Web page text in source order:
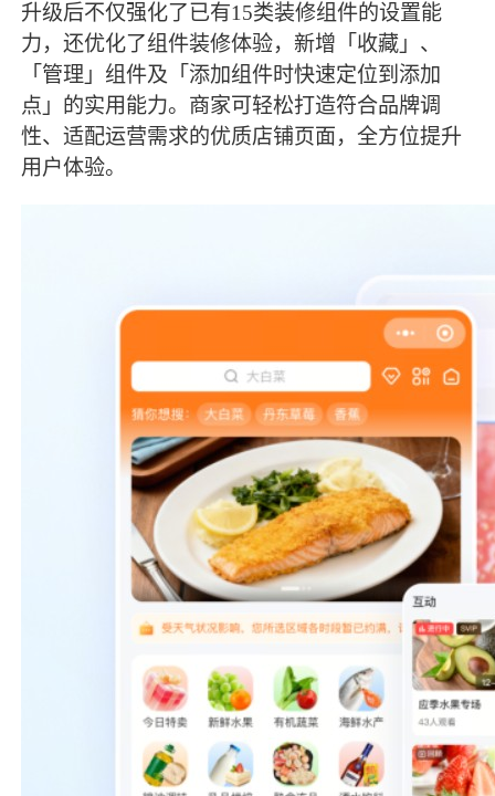
升级后不仅强化了已有15类装修组件的设置能
力，还优化了组件装修体验，新增「收藏」、
「管理」组件及「添加组件时快速定位到添加
点」的实用能力。商家可轻松打造符合品牌调
性、适配运营需求的优质店铺页面，全方位提升
用户体验。